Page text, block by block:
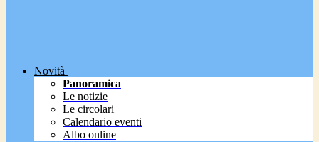
Novità
Panoramica
Le notizie
Le circolari
Calendario eventi
Albo online